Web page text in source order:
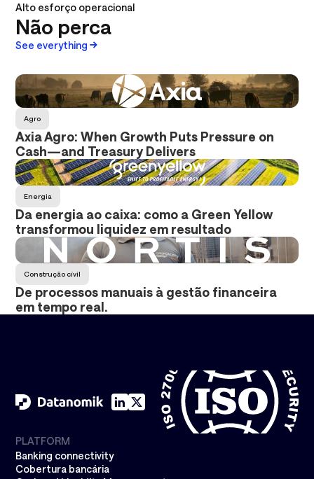
Alto esforço operacional
Não perca
See everything
Agro
Axia Agro: When Growth Puts Pressure on
Cash—and Treasury Delivers
Energia
Da energia ao caixa: como a Green Yellow
transformou liquidez em resultado
Construção cívil
De processos manuais à gestão financeira
em tempo real.
PLATFORM
Banking connectivity
Cobertura bancária